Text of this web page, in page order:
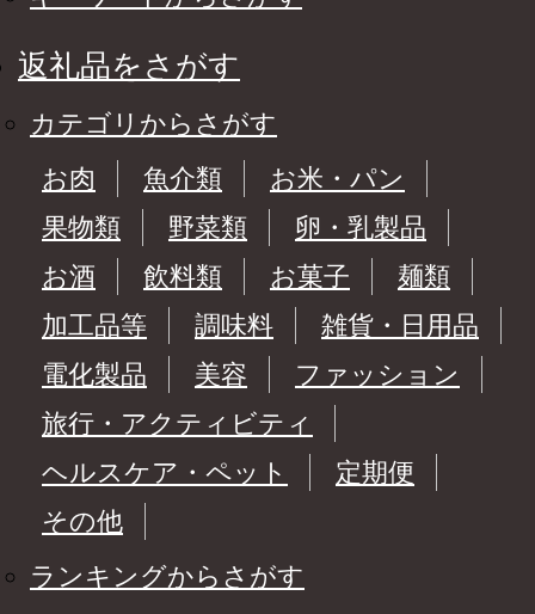
返礼品をさがす
カテゴリからさがす
お肉
魚介類
お米・パン
果物類
野菜類
卵・乳製品
お酒
飲料類 お菓子
麺類
加工品等
調味料
雑貨・日用品
電化製品
美容
ファッション
旅行・アクティビティ
ヘルスケア・ペット
定期便
その他
ランキングからさがす